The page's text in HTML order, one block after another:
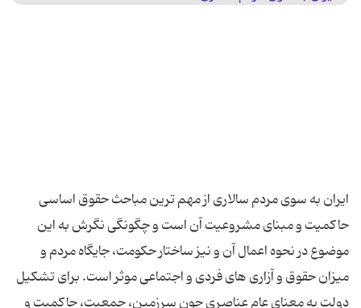
ایران به سوی مردم سالاری از مهم ترین مباحث حقوق اساسی
حاکمیت و مبنای مشروعیت آن است و چگونگی نگرش به این
موضوع در نحوه اعمال آن و نیز ساختار حکومت، جایگاه مردم و
میزان حقوق و آزاری های فردی و اجتماعی موثر است. برای تشکیل
دولت به معنای عام عناصری چون سرزمین، جمعیت، حاکمیت و